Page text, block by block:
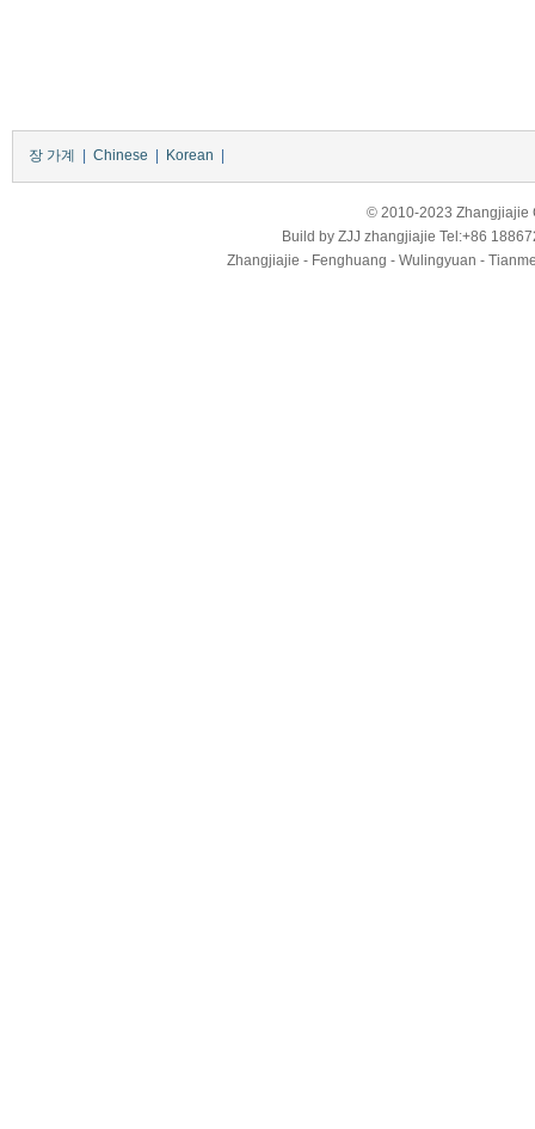
장 가계 Chinese Korean
© 2010-2023 Zhangjiajie
Build by ZJJ zhangjiajie Tel:+86
Zhangjiajie - Fenghuang - Wulingyuan -